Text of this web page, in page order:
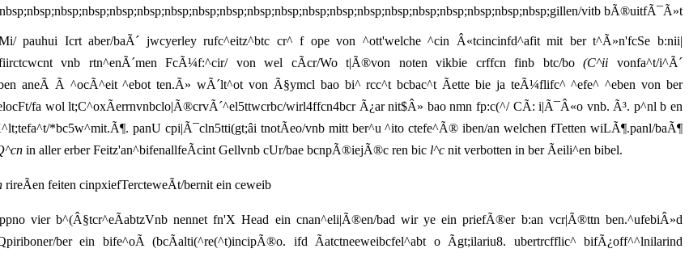
vitb bÃ®uitfÃ¯Ã»t
pauhui Icrt aber/baÃ´ jwcyerley rufc^eitz^btc cr^ f ope von ^ott'welche ^cin Â«tcincinfd^afit mit ber t^Ã»n'fcSe b:nii|
vnb rtn^enÃ´men FcÃ¼f:^cir/ von wel cÃcr/Wo t|Ã®von noten vikbie crffcn finb btc/bo(C^iivonfa^t/i^Ã´
aneÃ Ã ^ocÃ^eit ^ebot ten.Ã» wÃ´lt^ot von Ã§ymcl bao bi^ rcc^t bcbac^t Ãette bie ja teÃ¼flifc^ ^efe^ ^eben von ber
fa wol lt;C^oxÃerrnvnbclo|Ã®crvÃ´^el5ttwcrbc/wirl4ffcn4bcr Ã¿ar nit$Â» bao nmn fp:c(^/ CÃ: i|Ã¯Â«o vnb. Ã³. p^nl b en
*bc5w^mit.Ã¶. panU cpi|Ã¯cln5tti(gt;âi tnotÃeo/vnb mitt ber^u ^ito ctefe^Ã® iben/an welchen fTetten wiLÃ¶.panl/baÃ¶
in aller erber Feitz'an^bifenallfeÃcint Gellvnb cUr/bae bcnpÃ®iejÃ®c ren bic l^c nit verbotten in ber Ãeili^en bibel.
rireÃen feiten cinpxiefTercteweÃt/bernit ein ceweib
vier b^(Â§tcr^eÃabtzVnb nennet fn'X Head ein cnan^eli|Ã®en/bad wir ye ein priefÃ®er b:an vcr|Ã®ttn ben.^ufebiÂ»d
ber ein bife^oÃ (bcÃalti(^re(^t)incipÃ®o. ifd Ãatctneeweibcfel^abt o Ãgt;ilariu8. ubertrcfflic^ bifÃ¿off^^lnilarind